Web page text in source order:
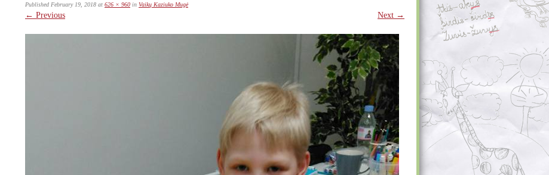
Published February 19, 2018 at 626 × 960 in Vaikų Kaziuko Mugė
← Previous Next →